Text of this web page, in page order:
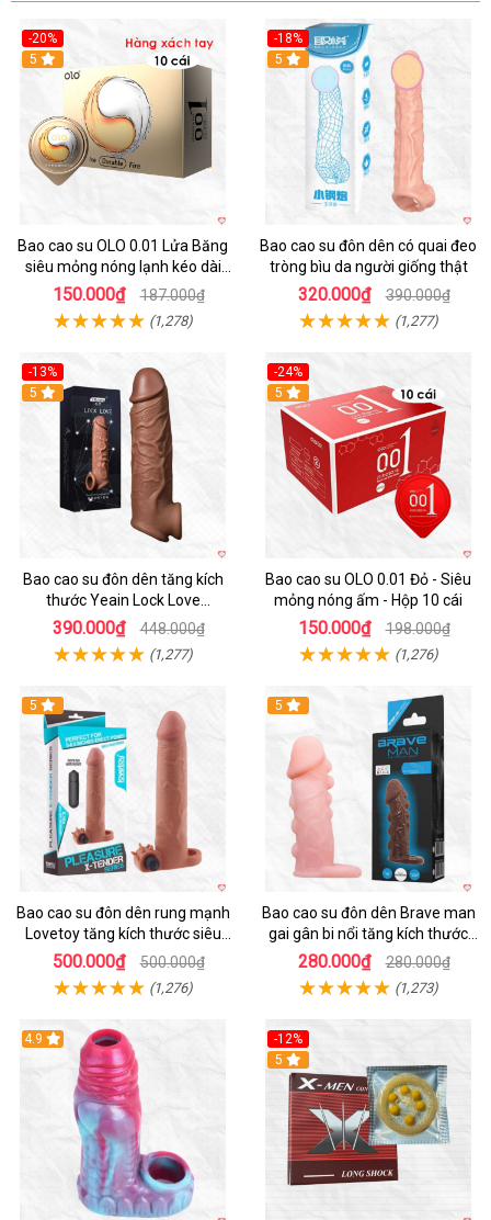
-20%
Hot
5
Bao cao su OLO 0.01 Lửa Băng
siêu mỏng nóng lạnh kéo dài
thời gian hộp 10
150.000₫ 187.000₫
(1,278)
-18%
5
Bao cao su đôn dên có quai đeo
tròng bìu da người giống thật
320.000₫ 390.000₫
(1,277)
-13%
5
Bao cao su đôn dên tăng kích
thước Yeain Lock Love
Raytheon
390.000₫ 448.000₫
(1,277)
-24%
Hot
5
Bao cao su OLO 0.01 Đỏ - Siêu
mỏng nóng ấm - Hộp 10 cái
150.000₫ 198.000₫
(1,276)
5
Bao cao su đôn dên rung mạnh
Lovetoy tăng kích thước siêu
phê
500.000₫ 500.000₫
(1,276)
5
Bao cao su đôn dên Brave man
gai gân bi nổi tăng kích thước
kéo dài thời gian
280.000₫ 280.000₫
(1,273)
4.9
-12%
Hot
5